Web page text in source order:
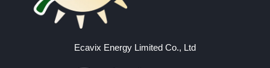
Ecavix Energy Limited Co., Ltd